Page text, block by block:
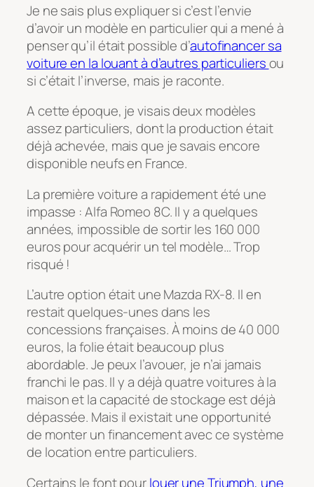
Je ne sais plus expliquer si c’est l’envie
d’avoir un modèle en particulier qui a mené à
penser qu’il était possible d’autofinancer sa
voiture en la louant à d’autres particuliersou
si c’était l’inverse, mais je raconte.
A cette époque, je visais deux modèles
assez particuliers, dont la production était
déjà achevée, mais que je savais encore
disponible neufs en France.
La première voiture a rapidement été une
impasse : Alfa Romeo 8C. Il y a quelques
années, impossible de sortir les 160 000
euros pour acquérir un tel modèle… Trop
risqué !
L’autre option était une Mazda RX-8. Il en
restait quelques-unes dans les
concessions françaises. À moins de 40 000
euros, la folie était beaucoup plus
abordable. Je peux l’avouer, je n’ai jamais
franchi le pas. Il y a déjà quatre voitures à la
maison et la capacité de stockage est déjà
dépassée. Mais il existait une opportunité
de monter un financement avec ce système
de location entre particuliers.
Certains le font pourlouer une Triumph, une